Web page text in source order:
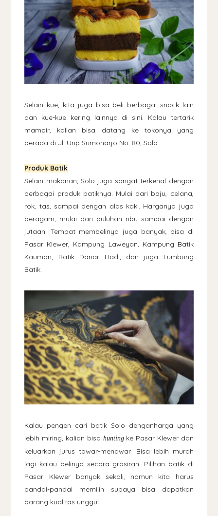
Selain kue, kita juga bisa beli berbagai snack lain
dan kue-kue kering lainnya di sini. Kalau tertarik
mampir, kalian bisa datang ke tokonya yang
berada di Jl. Urip Sumoharjo No. 80, Solo.
Produk Batik
Selain makanan, Solo juga sangat terkenal dengan
berbagai produk batiknya. Mulai dari baju, celana,
rok, tas, sampai dengan alas kaki. Harganya juga
beragam, mulai dari puluhan ribu sampai dengan
jutaan. Tempat membelinya juga banyak, bisa di
Pasar Klewer, Kampung Laweyan, Kampung Batik
Kauman, Batik Danar Hadi, dan juga Lumbung
Batik.
Kalau pengen cari batik Solo denganharga yang
lebih miring, kalian bisa huntingke Pasar Klewer dan
keluarkan jurus tawar-menawar. Bisa lebih murah
lagi kalau belinya secara grosiran. Pilihan batik di
Pasar Klewer banyak sekali, namun kita harus
pandai-pandai memilih supaya bisa dapatkan
barang kualitas unggul.